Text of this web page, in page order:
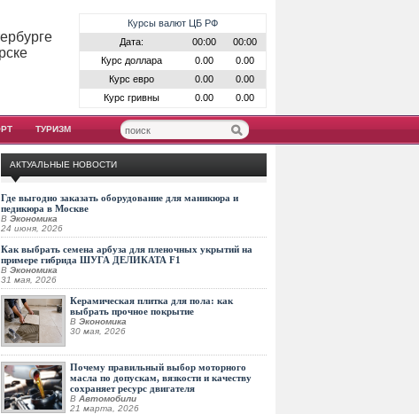
Курсы валют ЦБ РФ
Дата:
00:00
00:00
Курс доллара
0.00
0.00
Курс евро
0.00
0.00
Курс гривны
0.00 0.00
ТУРИЗМ
АКТУАЛЬНЫЕ НОВОСТИ
Где выгодно заказать оборудование для маникюра и
педикюра в Москве
В Экономика
24 июня, 2026
Как выбрать семена арбуза для пленочных укрытий на
примере гибрида ШУГА ДЕЛИКАТА F1
В Экономика
31 мая, 2026
Керамическая плитка для пола: как
выбрать прочное покрытие
В Экономика
30 мая, 2026
Почему правильный выбор моторного
масла по допускам, вязкости и качеству
сохраняет ресурс двигателя
В Автомобили
21 марта, 2026